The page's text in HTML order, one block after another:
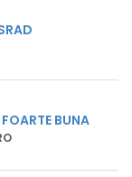
BUNA